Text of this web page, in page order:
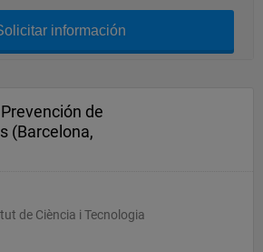
información
de
(Barcelona,
de Ciència i Tecnologia